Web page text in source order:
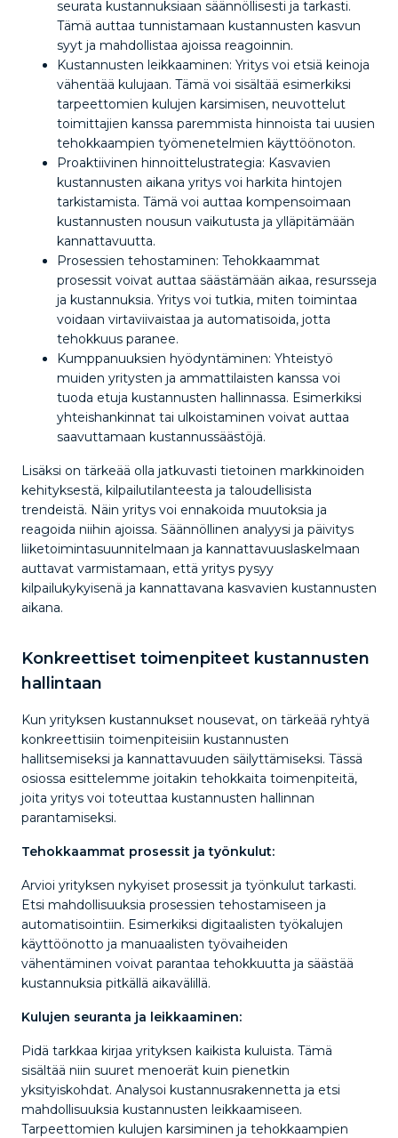
seurata kustannuksiaan säännöllisesti ja tarkasti.
Tämä auttaa tunnistamaan kustannusten kasvun
syyt ja mahdollistaa ajoissa reagoinnin.
Kustannusten leikkaaminen: Yritys voi etsiä keinoja
vähentää kulujaan. Tämä voi sisältää esimerkiksi
tarpeettomien kulujen karsimisen, neuvottelut
toimittajien kanssa paremmista hinnoista tai uusien
tehokkaampien työmenetelmien käyttöönoton.
Proaktiivinen hinnoittelustrategia: Kasvavien
kustannusten aikana yritys voi harkita hintojen
tarkistamista. Tämä voi auttaa kompensoimaan
kustannusten nousun vaikutusta ja ylläpitämään
kannattavuutta.
Prosessien tehostaminen: Tehokkaammat
prosessit voivat auttaa säästämään aikaa, resursseja
ja kustannuksia. Yritys voi tutkia, miten toimintaa
voidaan virtaviivaistaa ja automatisoida, jotta
tehokkuus paranee.
Kumppanuuksien hyödyntäminen: Yhteistyö
muiden yritysten ja ammattilaisten kanssa voi
tuoda etuja kustannusten hallinnassa. Esimerkiksi
yhteishankinnat tai ulkoistaminen voivat auttaa
saavuttamaan kustannussäästöjä.
Lisäksi on tärkeää olla jatkuvasti tietoinen markkinoiden
kehityksestä, kilpailutilanteesta ja taloudellisista
trendeistä. Näin yritys voi ennakoida muutoksia ja
reagoida niihin ajoissa. Säännöllinen analyysi ja päivitys
liiketoimintasuunnitelmaan ja kannattavuuslaskelmaan
auttavat varmistamaan, että yritys pysyy
kilpailukykyisenä ja kannattavana kasvavien kustannusten
aikana.
Konkreettiset toimenpiteet kustannusten
hallintaan
Kun yrityksen kustannukset nousevat, on tärkeää ryhtyä
konkreettisiin toimenpiteisiin kustannusten
hallitsemiseksi ja kannattavuuden säilyttämiseksi. Tässä
osiossa esittelemme joitakin tehokkaita toimenpiteitä,
joita yritys voi toteuttaa kustannusten hallinnan
parantamiseksi.
Tehokkaammat prosessit ja työnkulut:
Arvioi yrityksen nykyiset prosessit ja työnkulut tarkasti.
Etsi mahdollisuuksia prosessien tehostamiseen ja
automatisointiin. Esimerkiksi digitaalisten työkalujen
käyttöönotto ja manuaalisten työvaiheiden
vähentäminen voivat parantaa tehokkuutta ja säästää
kustannuksia pitkällä aikavälillä.
Kulujen seuranta ja leikkaaminen:
Pidä tarkkaa kirjaa yrityksen kaikista kuluista. Tämä
sisältää niin suuret menoerät kuin pienetkin
yksityiskohdat. Analysoi kustannusrakennetta ja etsi
mahdollisuuksia kustannusten leikkaamiseen.
Tarpeettomien kulujen karsiminen ja tehokkaampien